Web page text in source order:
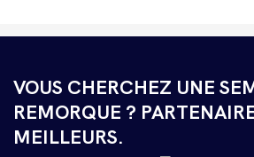
VOUS CHERCHEZ UNE
REMORQUE ?
MEILLEURS.